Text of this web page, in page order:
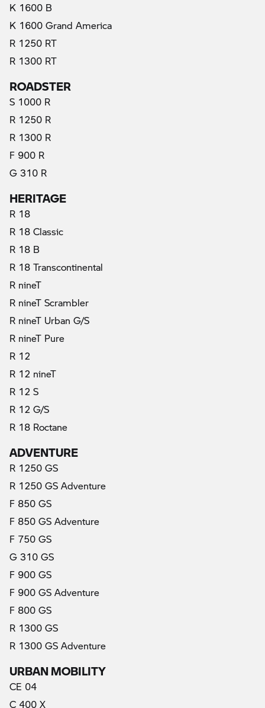
K 1600 B
K 1600 Grand America
R 1250 RT
R 1300 RT
ROADSTER
S 1000 R
R 1250 R
R 1300 R
F 900 R
G 310 R
HERITAGE
R 18
R 18 Classic
R 18 B
R 18 Transcontinental
R nineT
R nineT Scrambler
R nineT Urban G/S
R nineT Pure
R 12
R 12 nineT
R 12 S
R 12 G/S
R 18 Roctane
ADVENTURE
R 1250 GS
R 1250 GS Adventure
F 850 GS
F 850 GS Adventure
F 750 GS
G 310 GS
F 900 GS
F 900 GS Adventure
F 800 GS
R 1300 GS
R 1300 GS Adventure
URBAN MOBILITY
CE 04
C 400 X